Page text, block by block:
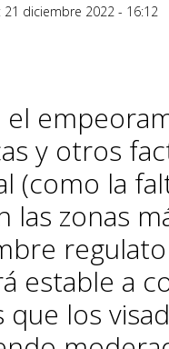
diciembre 2022 - 16:12
el
y otros
(como la
las zonas
estable a
que los